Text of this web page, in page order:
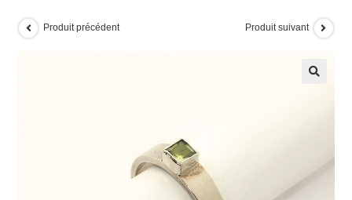
Produit précédent Produit suivant